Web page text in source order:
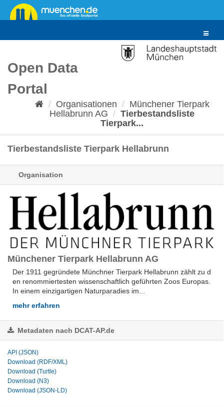
Überspringen
zum
Toggle
Open Data
Portal
Organisationen
Münchener Tierpark
Hellabrunn AG
Tierbestandsliste
Tierpark...
Tierbestandsliste Tierpark Hellabrunn
Organisation
Münchener Tierpark Hellabrunn AG
Der 1911 gegründete Münchner Tierpark Hellabrunn zählt zu d
en renommiertesten wissenschaftlich geführten Zoos Europas.
In einem einzigartigen Naturparadies im...
mehr erfahren
Metadaten nach DCAT-AP.de
API (JSON)
Download (RDF/XML)
Download (Turtle)
Download (N3)
Download (JSON-LD)